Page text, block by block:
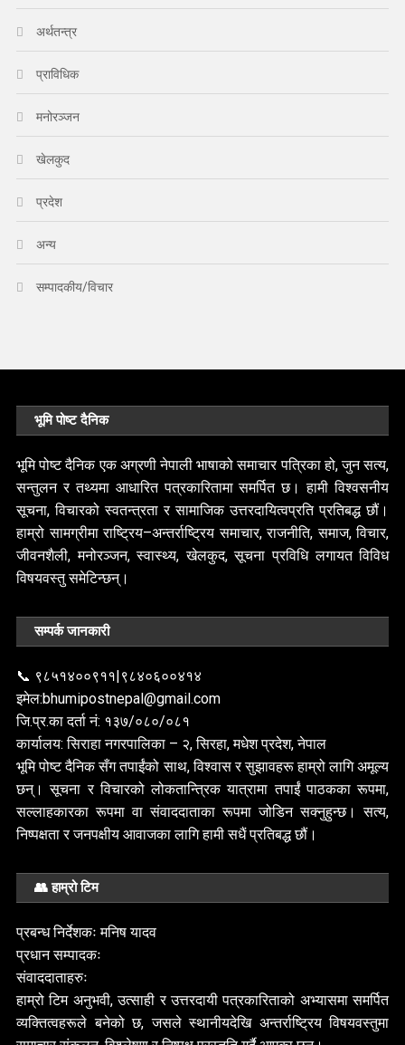
अर्थतन्त्र
प्राविधिक
मनोरञ्जन
खेलकुद
प्रदेश
अन्य
सम्पादकीय/विचार
भूमि पोष्ट दैनिक
भूमि पोष्ट दैनिक एक अग्रणी नेपाली भाषाको समाचार पत्रिका हो, जुन सत्य,
सन्तुलन र तथ्यमा आधारित पत्रकारितामा समर्पित छ। हामी विश्वसनीय
सूचना, विचारको स्वतन्त्रता र सामाजिक उत्तरदायित्वप्रति प्रतिबद्ध छौं।
हाम्रो सामग्रीमा राष्ट्रिय–अन्तर्राष्ट्रिय समाचार, राजनीति, समाज, विचार,
जीवनशैली, मनोरञ्जन, स्वास्थ्य, खेलकुद, सूचना प्रविधि लगायत विविध
विषयवस्तु समेटिन्छन्।
सम्पर्क जानकारी
📞 ९८५१४००९११|९८४०६००४१४
इमेल:bhumipostnepal@gmail.com
जि.प्र.का दर्ता नं: १३७/०८०/०८१
कार्यालय: सिराहा नगरपालिका – २, सिरहा, मधेश प्रदेश, नेपाल
भूमि पोष्ट दैनिक सँग तपाईंको साथ, विश्वास र सुझावहरू हाम्रो लागि अमूल्य
छन्। सूचना र विचारको लोकतान्त्रिक यात्रामा तपाईं पाठकका रूपमा,
सल्लाहकारका रूपमा वा संवाददाताका रूपमा जोडिन सक्नुहुन्छ। सत्य,
निष्पक्षता र जनपक्षीय आवाजका लागि हामी सधैं प्रतिबद्ध छौं।
👥 हाम्रो टिम
प्रबन्ध निर्देशकः मनिष यादव
प्रधान सम्पादकः
संवाददाताहरुः
हाम्रो टिम अनुभवी, उत्साही र उत्तरदायी पत्रकारिताको अभ्यासमा समर्पित
व्यक्तित्वहरूले बनेको छ, जसले स्थानीयदेखि अन्तर्राष्ट्रिय विषयवस्तुमा
अर्थतन्त्र सबै
सबै